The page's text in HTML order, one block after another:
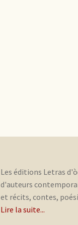
Les éditions Letras
d'auteurs
et récits, contes,
Lire la suite...